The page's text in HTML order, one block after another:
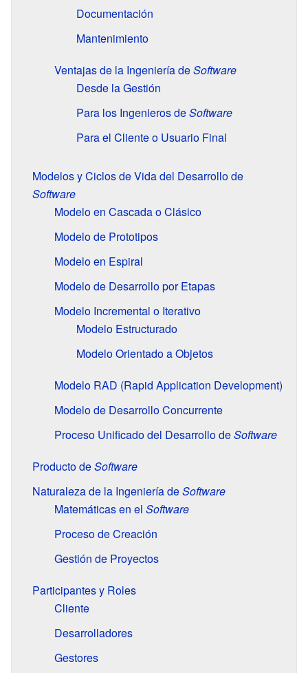
Documentación
Mantenimiento
Ventajas de la Ingeniería deSoftware
Desde la Gestión
Para los Ingenieros deSoftware
Para el Cliente o Usuario Final
Modelos y Ciclos de Vida del Desarrollo de
Software
Modelo en Cascada o Clásico
Modelo de Prototipos
Modelo en Espiral
Modelo de Desarrollo por Etapas
Modelo Incremental o Iterativo
Modelo Estructurado
Modelo Orientado a Objetos
Modelo RAD (Rapid Application Development)
Modelo de Desarrollo Concurrente
Proceso Unificado del Desarrollo deSoftware
Producto deSoftware
Naturaleza de la Ingeniería deSoftware
Matemáticas en el Software
Proceso de Creación
Gestión de Proyectos
Participantes y Roles
Cliente
Desarrolladores
Gestores